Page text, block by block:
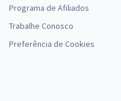
Programa de Afiliados
Trabalhe Conosco
Preferência de Cookies